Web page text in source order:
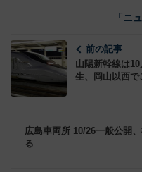
「ニ
前の記事
山陽新幹線は
生、岡山以西
広島車両所 10/26一般公開
る